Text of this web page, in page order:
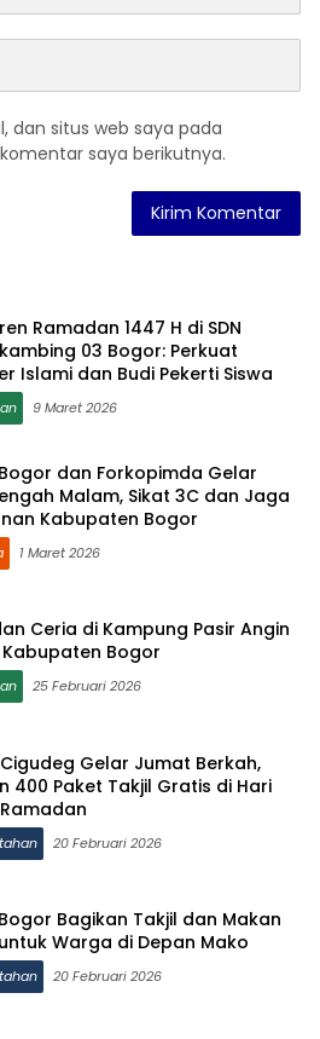
dan situs web saya pada
saya berikutnya.
Ramadan 1447 H di SDN
03 Bogor: Perkuat
Islami dan Budi Pekerti Siswa
9 Maret 2026
dan Forkopimda Gelar
Malam, Sikat 3C dan Jaga
Kabupaten Bogor
1 Maret 2026
Ceria di Kampung Pasir Angin
Kabupaten Bogor
25 Februari 2026
Gelar Jumat Berkah,
400 Paket Takjil Gratis di Hari
20 Februari 2026
Bagikan Takjil dan Makan
Warga di Depan Mako
20 Februari 2026